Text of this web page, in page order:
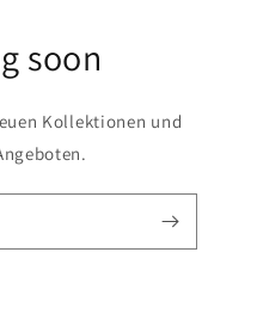
soon
Kollektionen und